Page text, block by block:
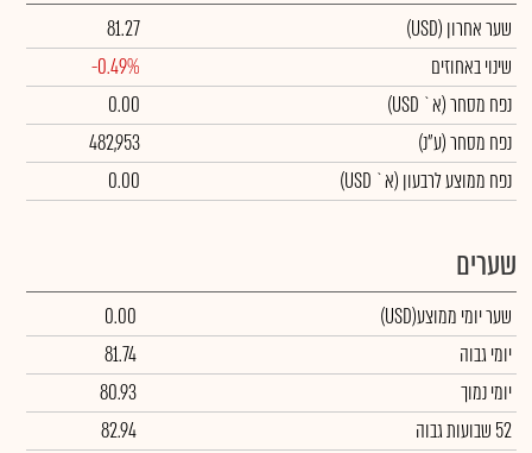
שער אחרון (USD)
81.27
שינוי באחוזים
-0.49%
נפח מסחר(א` USD)
0.00
נפח מסחר(ע"נ)
482,953
נפח ממוצע לרבעון (א` USD)
0.00
שערים
שער יומי ממוצע(USD)
0.00
יומי גבוה
81.74
יומי נמוך
80.93
52 שבועות גבוה
82.94